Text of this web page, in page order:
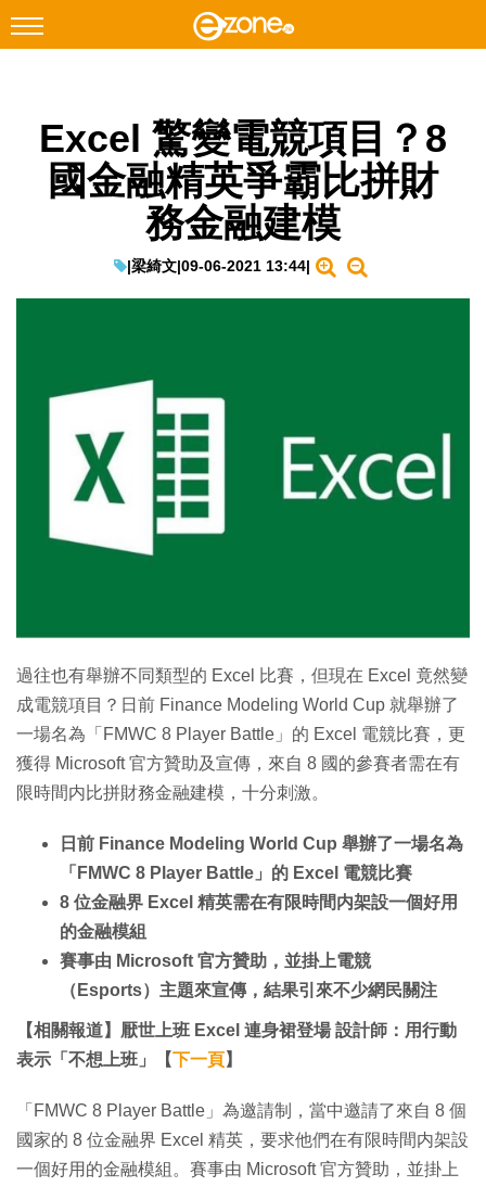
Facebook Instagram
科技焦點
教學評測
生成式AI與雲端應用
Enterprise Digital Transformation
Excel 驚變電競項目？8
國金融精英爭霸比拼財
務金融建模
|梁綺文|09-06-2021 13:44|
過往也有舉辦不同類型的 Excel 比賽，但現在 Excel 竟然變
成電競項目？日前 Finance Modeling World Cup 就舉辦了
一場名為「FMWC 8 Player Battle」的 Excel 電競比賽，更
獲得 Microsoft 官方贊助及宣傳，來自 8 國的參賽者需在有
限時間内比拼財務金融建模，十分刺激。
日前 Finance Modeling World Cup 舉辦了一場名為
「FMWC 8 Player Battle」的 Excel 電競比賽
8 位金融界 Excel 精英需在有限時間内架設一個好用
的金融模組
賽事由 Microsoft 官方贊助，並掛上電競
（Esports）主題來宣傳，結果引來不少網民關注
【相關報道】厭世上班 Excel 連身裙登場 設計師：用行動
表示「不想上班」【下一頁】
「FMWC 8 Player Battle」為邀請制，當中邀請了來自 8 個
國家的 8 位金融界 Excel 精英，要求他們在有限時間内架設
一個好用的金融模組。賽事由 Microsoft 官方贊助，並掛上